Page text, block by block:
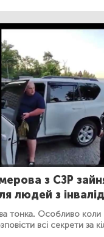
з СЗР
людей з
тонка. Особливо коли
всі секрети за